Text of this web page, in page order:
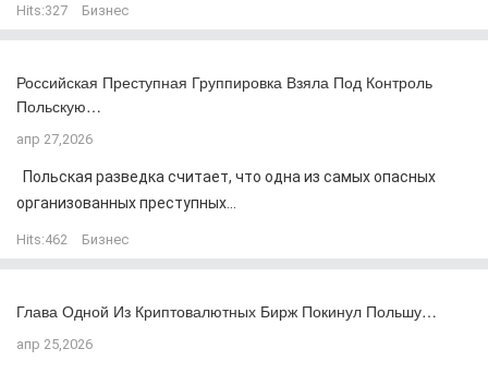
Hits:327 Бизнес
Российская Преступная Группировка Взяла Под Контроль
Польскую…
апр 27,2026
Польская разведка считает, что одна из самых опасных
организованных преступных...
Hits:462 Бизнес
Глава Одной Из Криптовалютных Бирж Покинул Польшу…
апр 25,2026